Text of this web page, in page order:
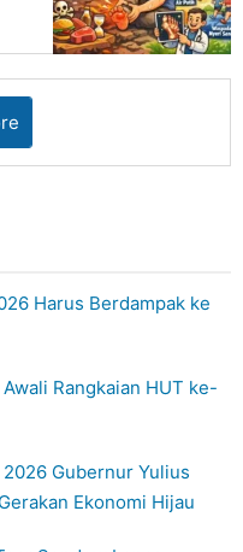
Harus Berdampak ke
Rangkaian HUT ke-
Gubernur Yulius
Ekonomi Hijau